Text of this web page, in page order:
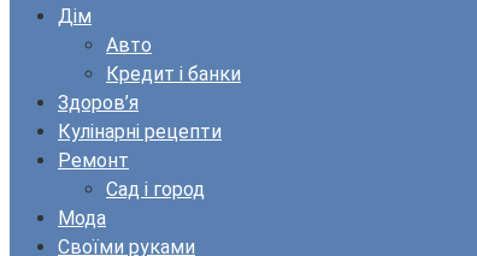
Дім
Авто
Кредит і банки
Здоров’я
Кулінарні рецепти
Ремонт
Сад і город
Мода
Своїми руками